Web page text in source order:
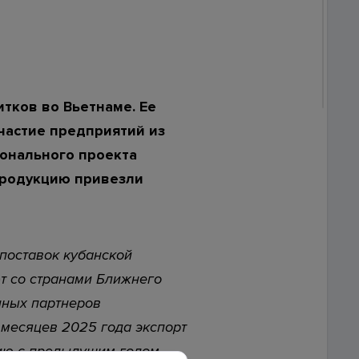
во Вьетнаме. Ее
предприятий из
проекта
привезли
кубанской
со странами Ближнего
партнеров
2025 года экспорт
с предыдущим годом.
ссылка на сайтwww.investkuban.ru